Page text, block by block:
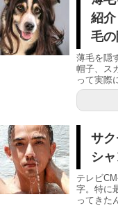
紹
毛の
薄毛を隠
帽子、ス
って実際
サ
シ
テレビ
字。特に
ってきた